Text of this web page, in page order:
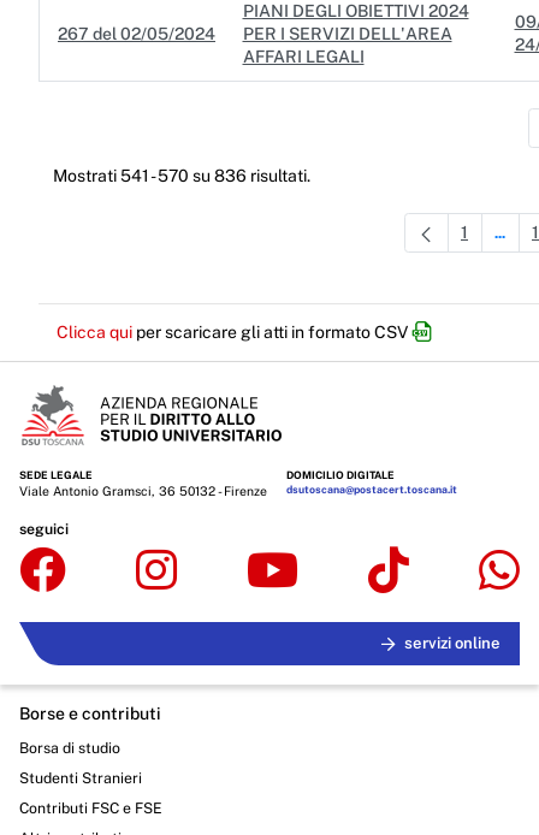
267 del 02/05/2024
PIANI DEGLI OBIETTIVI 2024
PER I SERVIZI DELL'AREA
AFFARI LEGALI
Mostrati 541 - 570 su 836 risultati.
Pagina
1 ...
Clicca qui per scaricare gli atti in formato CSV
SEDE LEGALE
Viale Antonio Gramsci, 36 50132 - Firenze
DOMICILIO DIGITALE
dsutoscana@postacert.toscana.it
seguici
servizi online
Borse e contributi
Borsa di studio
Studenti Stranieri
Contributi FSC e FSE